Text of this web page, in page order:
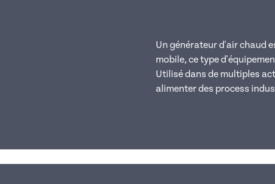
Un générateur d'air chaud
mobile, ce type
Utilisé dans de multiples
alimenter des process